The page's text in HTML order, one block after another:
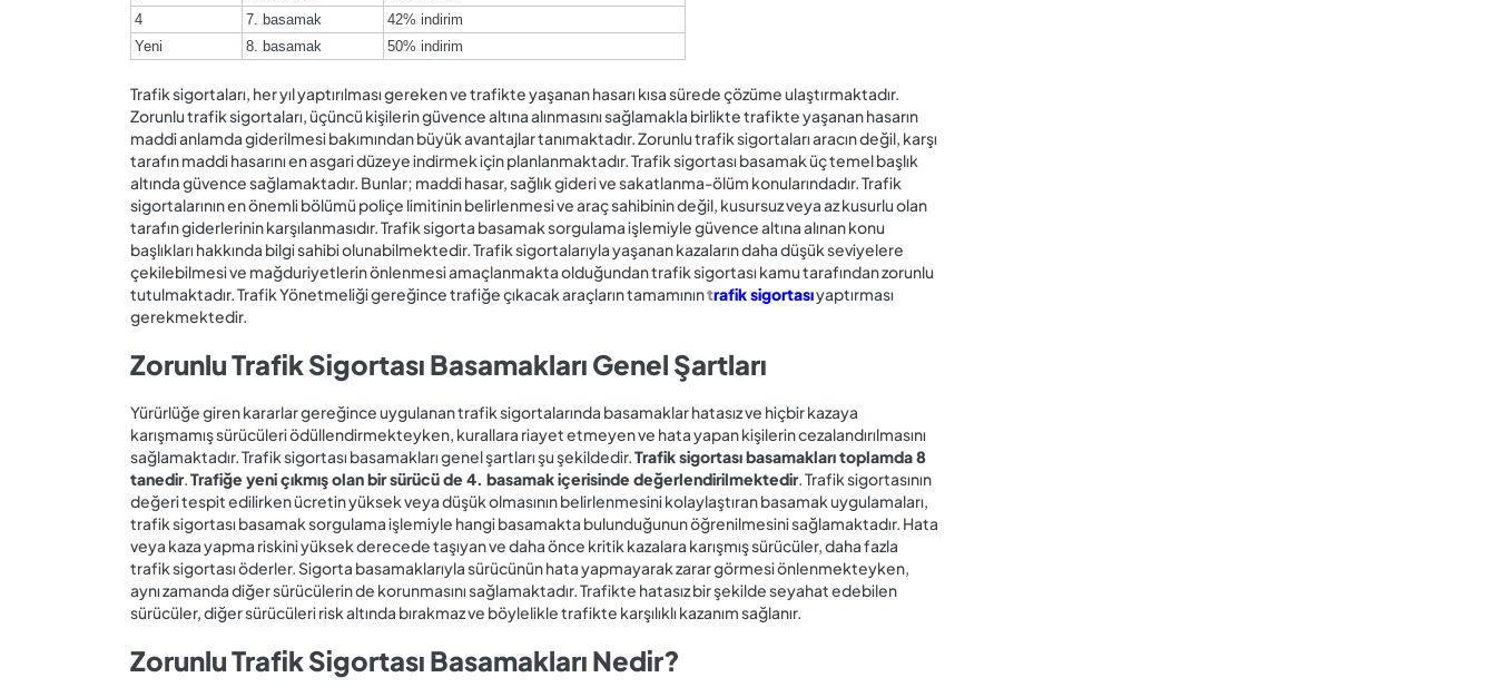
4
7. basamak
42% indirim
Yeni
8. basamak 50% indirim
Trafik sigortaları, her yıl yaptırılması gereken ve trafikte yaşanan hasarı kısa sürede çözüme ulaştırmaktadır.
Zorunlu trafik sigortaları, üçüncü kişilerin güvence altına alınmasını sağlamakla birlikte trafikte yaşanan hasarın
maddi anlamda giderilmesi bakımından büyük avantajlar tanımaktadır. Zorunlu trafik sigortaları aracın değil, karşı
tarafın maddi hasarını en asgari düzeye indirmek için planlanmaktadır. Trafik sigortası basamak üç temel başlık
altında güvence sağlamaktadır. Bunlar; maddi hasar, sağlık gideri ve sakatlanma-ölüm konularındadır. Trafik
sigortalarının en önemli bölümü poliçe limitinin belirlenmesi ve araç sahibinin değil, kusursuz veya az kusurlu olan
tarafın giderlerinin karşılanmasıdır. Trafik sigorta basamak sorgulama işlemiyle güvence altına alınan konu
başlıkları hakkında bilgi sahibi olunabilmektedir. Trafik sigortalarıyla yaşanan kazaların daha düşük seviyelere
çekilebilmesi ve mağduriyetlerin önlenmesi amaçlanmakta olduğundan trafik sigortası kamu tarafından zorunlu
tutulmaktadır. Trafik Yönetmeliği gereğince trafiğe çıkacak araçların tamamınıntrafik sigortasıyaptırması
gerekmektedir.
Zorunlu Trafik Sigortası Basamakları Genel Şartları
Yürürlüğe giren kararlar gereğince uygulanan trafik sigortalarında basamaklar hatasız ve hiçbir kazaya
karışmamış sürücüleri ödüllendirmekteyken, kurallara riayet etmeyen ve hata yapan kişilerin cezalandırılmasını
sağlamaktadır. Trafik sigortası basamakları genel şartları şu şekildedir.Trafik sigortası basamakları toplamda 8
tanedir.Trafiğe yeni çıkmış olan bir sürücü de 4. basamak içerisinde değerlendirilmektedir. Trafik sigortasının
değeri tespit edilirken ücretin yüksek veya düşük olmasının belirlenmesini kolaylaştıran basamak uygulamaları,
trafik sigortası basamak sorgulama işlemiyle hangi basamakta bulunduğunun öğrenilmesini sağlamaktadır. Hata
veya kaza yapma riskini yüksek derecede taşıyan ve daha önce kritik kazalara karışmış sürücüler, daha fazla
trafik sigortası öderler. Sigorta basamaklarıyla sürücünün hata yapmayarak zarar görmesi önlenmekteyken,
aynı zamanda diğer sürücülerin de korunmasını sağlamaktadır. Trafikte hatasız bir şekilde seyahat edebilen
sürücüler, diğer sürücüleri risk altında bırakmaz ve böylelikle trafikte karşılıklı kazanım sağlanır.
Zorunlu Trafik Sigortası Basamakları Nedir?